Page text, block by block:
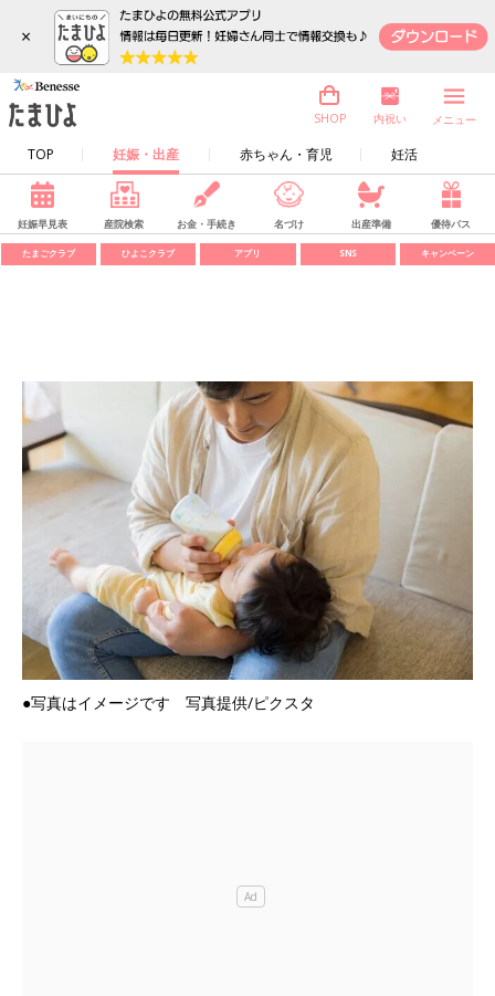
×
TOP 妊娠・出産 赤ちゃん・育児 妊活
SHOP 内祝い メニュー
妊娠早見表 産院検索 お金・手続き 名づけ 出産準備 優待パス
たまごクラブ ひよこクラブ アプリ SNS キャンペーン
●写真はイメージです 写真提供/ピクスタ